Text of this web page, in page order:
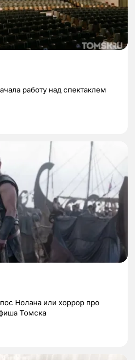
работу над спектаклем
Нолана или хоррор про
Томска